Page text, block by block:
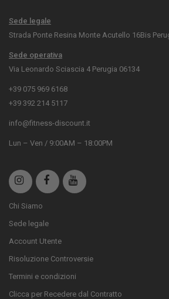
Sede legale
Strada Ponte Resina Monte Acutello 16Bis
Sede operativa
Via Leonardo Sciascia 4 Perugia 06134
+39 075 969 6168
+39 392 214 5117
info@fitness-discount.it
Lun – Ven / 9:00AM – 18:00PM
Chi Siamo
Sede legale
Account Utente
Risoluzione Controversie
Termini e condizioni
Clicca per Recedere dal Contratto